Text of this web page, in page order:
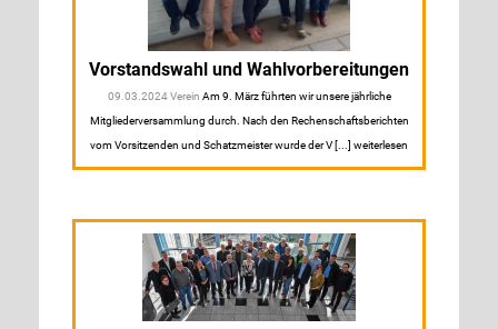
Vorstandswahl und Wahlvorbereitungen
09.03.2024 Verein Am 9. März führten wir unsere jährliche
Mitgliederversammlung durch. Nach den Rechenschaftsberichten
vom Vorsitzenden und Schatzmeister wurde der V [...] weiterlesen